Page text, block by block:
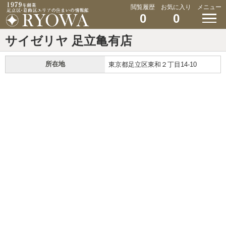
閲覧履歴
0
お気に入り
0
メニュー
サイゼリヤ 足立亀有店
所在地 東京都足立区東和２丁目14-10